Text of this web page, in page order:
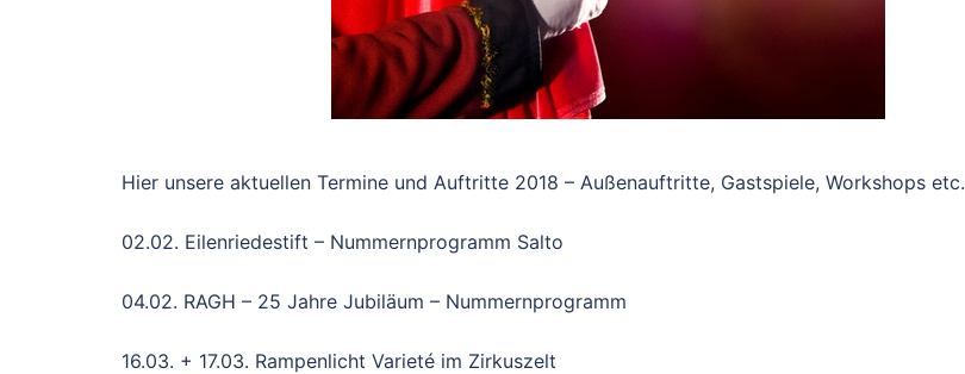
Hier unsere aktuellen Termine und Auftritte 2018 – Außenauftritte, Gastspiele, Workshops etc.
02.02. Eilenriedestift – Nummernprogramm Salto
04.02. RAGH – 25 Jahre Jubiläum – Nummernprogramm
16.03. + 17.03. Rampenlicht Varieté im Zirkuszelt